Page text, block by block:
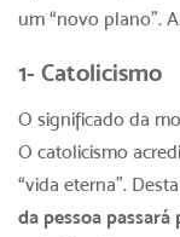
um “novo plano”.
1- Catolicismo
O significado da
O catolicismo
“vida eterna”.
da pessoa